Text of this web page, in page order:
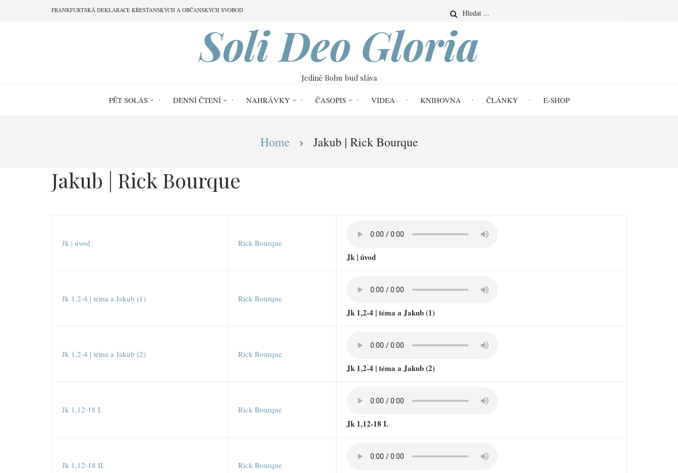
FRANKFURTSKÁ DEKLARACE KŘESŤANSKÝCH A OBČANSKÝCH SVOBOD Search
Soli Deo Gloria
Jedině Bohu buď sláva
PĚT SOLAS DENNÍ ČTENÍ NAHRÁVKY ČASOPIS VIDEA KNIHOVNA ČLÁNKY E-SHOP
Home Jakub | Rick Bourque
Jakub | Rick Bourque
Jk | úvod Rick Bourque
Jk | úvod
Jk 1,2-4 | téma a Jakub (1) Rick Bourque
Jk 1,2-4 | téma a Jakub (1)
Jk 1,2-4 | téma a Jakub (2) Rick Bourque
Jk 1,2-4 | téma a Jakub (2)
Jk 1,12-18 I. Rick Bourque
Jk 1,12-18 I.
Jk 1,12-18 II. Rick Bourque